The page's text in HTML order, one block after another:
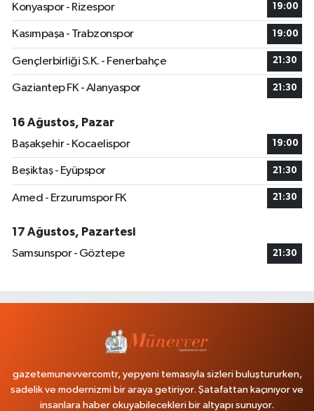
Konyaspor - Rizespor
19:00
Kasımpaşa - Trabzonspor 19:00
Gençlerbirliği S.K. - Fenerbahçe 21:30
Gaziantep FK - Alanyaspor 21:30
16 Ağustos, Pazar
Başakşehir - Kocaelispor
19:00
Beşiktaş - Eyüpspor 21:30
Amed - Erzurumspor FK 21:30
17 Ağustos, Pazartesi
Samsunspor - Göztepe
21:30
gazetemunevvercomtr, yepyeni temasıyla sizleri buluştururken,
sadelik ve modernizmi bir araya getiriyor. Şatafattan kaçınıyor ve
insanlara haber okuyabilecekleri bir altyapı sunuyor.